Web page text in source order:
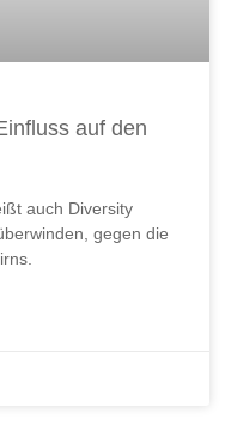
auf den
auch Diversity
gegen die